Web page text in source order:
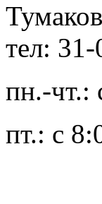
тел:
пн.-чт.:
пт.: с